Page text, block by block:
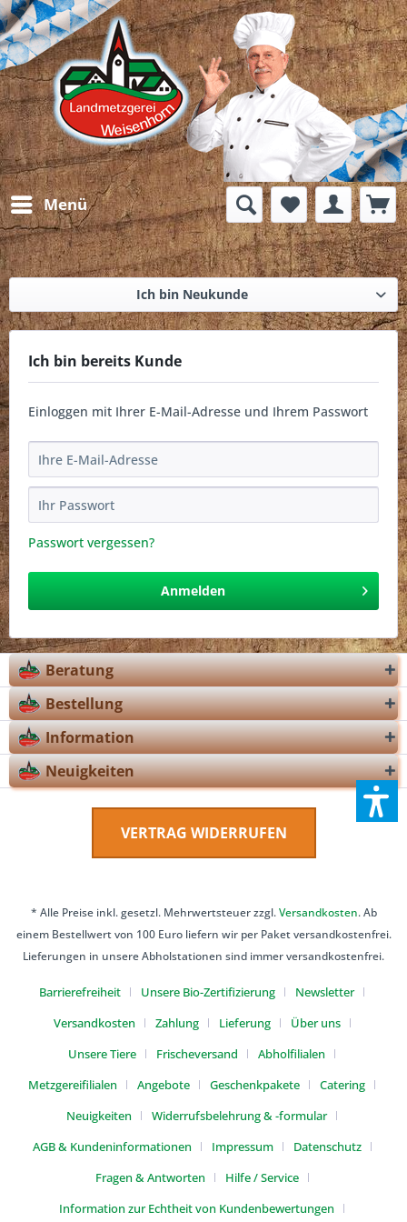
Menü
Ich bin Neukunde
Ich bin bereits Kunde
Einloggen mit Ihrer E-Mail-Adresse und Ihrem Passwort
Passwort vergessen?
Anmelden
Beratung
Bestellung
Information
Neuigkeiten
VERTRAG WIDERRUFEN
* Alle Preise inkl. gesetzl. Mehrwertsteuer zzgl.Versandkosten. Ab
einem Bestellwert von 100 Euro liefern wir per Paket versandkostenfrei.
Lieferungen in unsere Abholstationen sind immer versandkostenfrei.
Barrierefreiheit Unsere Bio-Zertifizierung
Newsletter
Versandkosten
Zahlung Lieferung
Über uns
Unsere Tiere
Frischeversand
Abholfilialen
Metzgereifilialen
Angebote Geschenkpakete
Catering
Neuigkeiten
Widerrufsbelehrung & -formular
AGB & Kundeninformationen
Impressum
Datenschutz
Fragen & Antworten
Hilfe / Service
Information zur Echtheit von Kundenbewertungen